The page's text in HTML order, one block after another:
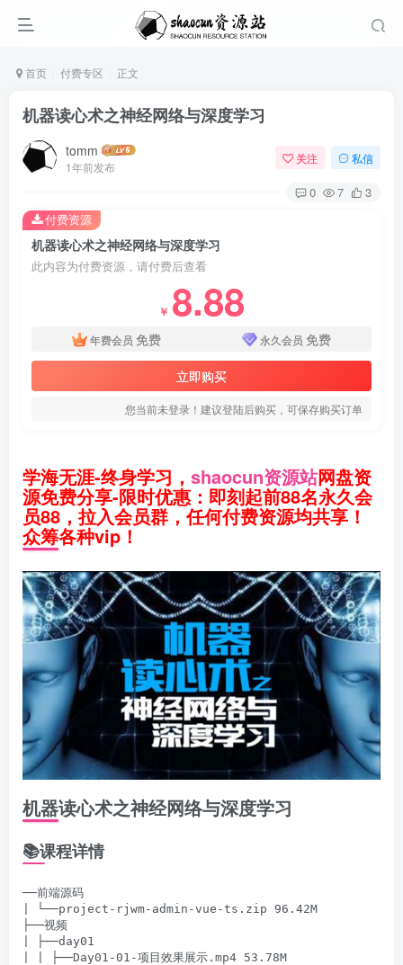
首页 付费专区 正文
机器读心术之神经网络与深度学习
tomm
1年前发布
关注 私信
0 7 3
机器读心术之神经网络与深度学习
此内容为付费资源，请付费后查看
￥ 8.88
年费会员 免费 永久会员 免费
立即购买
您当前未登录！建议登陆后购买，可保存购买订单
付费资源
学海无涯-终身学习， shaocun资源站网盘资
源免费分享-限时优惠：即刻起前88名永久会
员88，拉入会员群，任何付费资源均共享！
众筹各种vip！
机器读心术之神经网络与深度学习
📚课程详情
──前端源码
| └──project-rjwm-admin-vue-ts.zip 96.42M
├──视频
| ├──day01
| | ├──Day01-01-项目效果展示.mp4 53.78M